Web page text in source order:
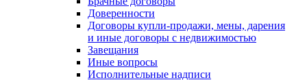
Доверенности
Договоры купли-продажи, мены, дарения
и иные договоры с недвижимостью
Завещания
Иные вопросы
Исполнительные надписи